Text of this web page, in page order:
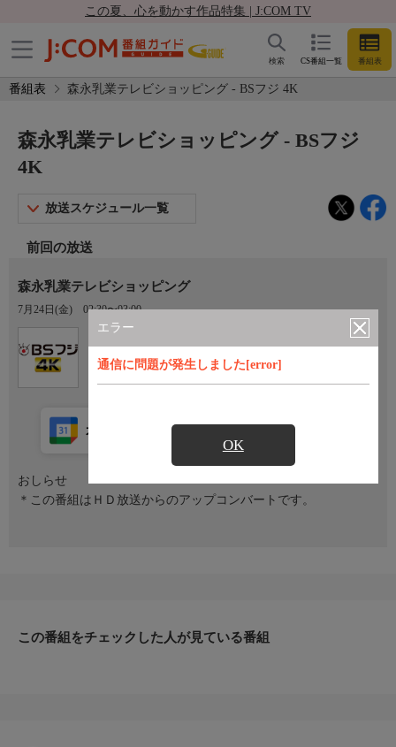
この夏、心を動かす作品特集 | J:COM TV
CS番組一覧 番組表
検索
番組表 森永乳業テレビショッピング - BSフジ 4K
エラー
通信に問題が発生しました[error]
OK
森永乳業テレビショッピング - BSフジ
4K
放送スケジュール一覧
前回の放送
森永乳業テレビショッピング
7月24日(金) 02:30〜03:00
カレンダー登録 アプリ視聴
おしらせ
＊この番組はＨＤ放送からのアップコンバートです。
この番組をチェックした人が見ている番組